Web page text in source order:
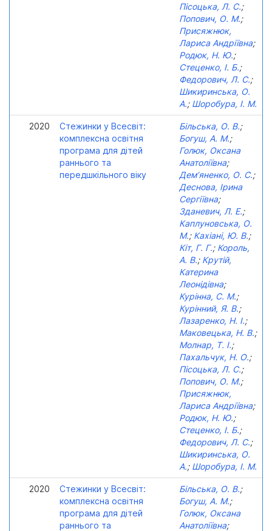
Пісоцька, Л. С.;
Попович, О. М.;
Присяжнюк,
Лариса Андріївна;
Родюк, Н. Ю.;
Стеценко, І. Б.;
Федорович, Л. С.;
Шикиринська, О.
А.; Шоробура, І. М.
2020
Стежинки у Всесвіт:
комплексна освітня
програма для дітей
раннього та
передшкільного віку
Більська, О. В.;
Богуш, А. М.;
Голюк, Оксана
Анатоліївна;
Дем’яненко, О. С.;
Деснова, Ірина
Сергіївна;
Зданевич, Л. Е.;
Каплуновська, О.
М.; Кахіані, Ю. В.;
Кіт, Г. Г.; Король,
А. В.; Крутій,
Катерина
Леонідівна;
Курінна, С. М.;
Курінний, Я. В.;
Лазаренко, Н. І.;
Маковецька, Н. В.;
Молнар, Т. І.;
Пахальчук, Н. О.;
Пісоцька, Л. С.;
Попович, О. М.;
Присяжнюк,
Лариса Андріївна;
Родюк, Н. Ю.;
Стеценко, І. Б.;
Федорович, Л. С.;
Шикиринська, О.
А.; Шоробура, І. М.
2020
Стежинки у Всесвіт:
комплексна освітня
програма для дітей
раннього та
Більська, О. В.;
Богуш, А. М.;
Голюк, Оксана
Анатоліївна;